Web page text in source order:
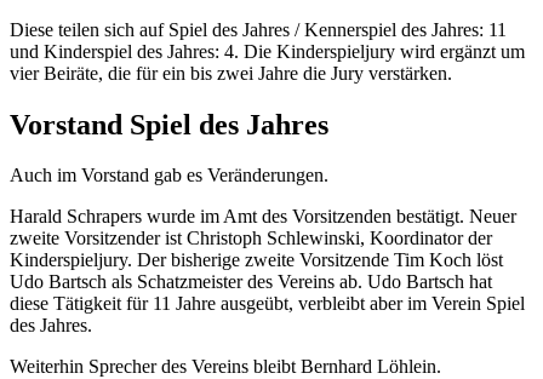
Diese teilen sich auf Spiel des Jahres / Kennerspiel des Jahres: 11
und Kinderspiel des Jahres: 4. Die Kinderspieljury wird ergänzt um
vier Beiräte, die für ein bis zwei Jahre die Jury verstärken.
Vorstand Spiel des Jahres
Auch im Vorstand gab es Veränderungen.
Harald Schrapers wurde im Amt des Vorsitzenden bestätigt. Neuer
zweite Vorsitzender ist Christoph Schlewinski, Koordinator der
Kinderspieljury. Der bisherige zweite Vorsitzende Tim Koch löst
Udo Bartsch als Schatzmeister des Vereins ab. Udo Bartsch hat
diese Tätigkeit für 11 Jahre ausgeübt, verbleibt aber im Verein Spiel
des Jahres.
Weiterhin Sprecher des Vereins bleibt Bernhard Löhlein.